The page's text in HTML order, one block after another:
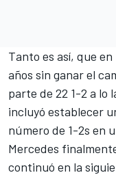
Tanto es así, que
años sin ganar el
parte de 22 1-2 a lo
incluyó establecer
número de 1-2s en
Mercedes
continuó en la